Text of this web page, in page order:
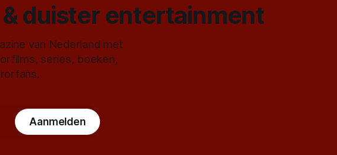
duister entertainment
van Nederland met
series, boeken,
Aanmelden